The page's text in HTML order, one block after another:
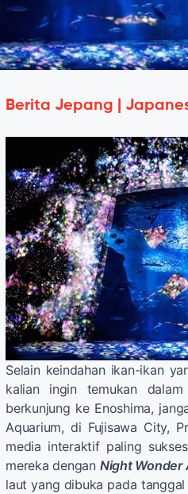
Berita Jepang |
Selain keindahan ikan-ikan
kalian ingin temukan
berkunjung ke Enoshima,
Aquarium, di Fujisawa City,
media interaktif paling
mereka dengan Night Wonder
laut yang dibuka pada